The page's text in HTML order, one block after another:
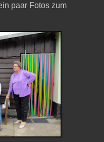
paar Fotos zum